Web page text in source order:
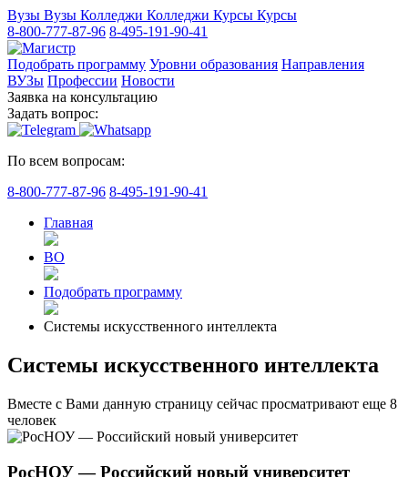
Вузы Вузы Колледжи Колледжи Курсы Курсы
8-800-777-87-96 8-495-191-90-41
Подобрать программу Уровни образования Направления
ВУЗы Профессии Новости
Заявка на консультацию
Задать вопрос:
По всем вопросам:
8-800-777-87-96 8-495-191-90-41
Главная
ВО
Подобрать программу
Системы искусственного интеллекта
Системы искусственного интеллекта
Вместе с Вами данную страницу сейчас просматривают еще 8
человек
РосНОУ — Российский новый университет